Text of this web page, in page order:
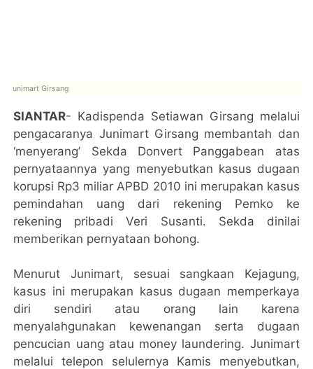
Junimart Girsang
SIANTAR- Kadispenda Setiawan Girsang melalui
pengacaranya Junimart Girsang membantah dan
‘menyerang’ Sekda Donvert Panggabean atas
pernyataannya yang menyebutkan kasus dugaan
korupsi Rp3 miliar APBD 2010 ini merupakan kasus
pemindahan uang dari rekening Pemko ke
rekening pribadi Veri Susanti. Sekda dinilai
memberikan pernyataan bohong.
Menurut Junimart, sesuai sangkaan Kejagung,
kasus ini merupakan kasus dugaan memperkaya
diri sendiri atau orang lain karena
menyalahgunakan kewenangan serta dugaan
pencucian uang atau money laundering. Junimart
melalui telepon selulernya Kamis menyebutkan,